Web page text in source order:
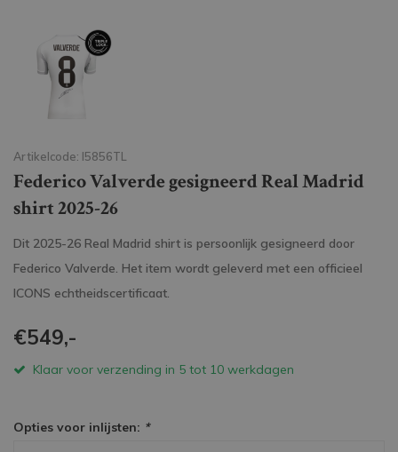
Artikelcode: I5856TL
Federico Valverde gesigneerd Real Madrid
shirt 2025-26
Dit 2025-26 Real Madrid shirt is persoonlijk gesigneerd door
Federico Valverde. Het item wordt geleverd met een officieel
ICONS echtheidscertificaat.
€549,-
Klaar voor verzending in 5 tot 10 werkdagen
Opties voor inlijsten: *